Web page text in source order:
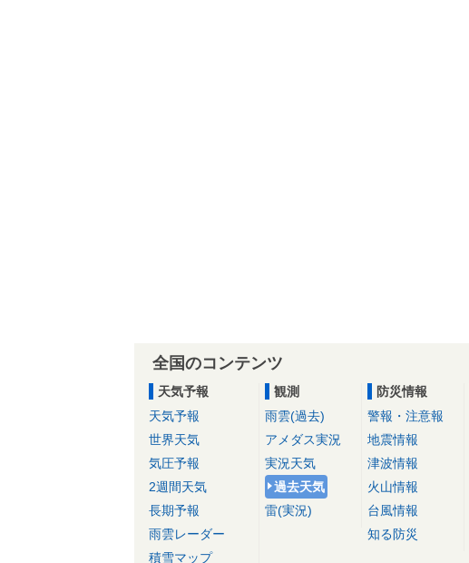
全国のコンテンツ
天気予報
天気予報
世界天気
気圧予報
2週間天気
長期予報
雨雲レーダー
積雪マップ
観測
雨雲(過去)
アメダス実況
実況天気
過去天気
雷(実況)
防災情報
警報・注意報
地震情報
津波情報
火山情報
台風情報
知る防災